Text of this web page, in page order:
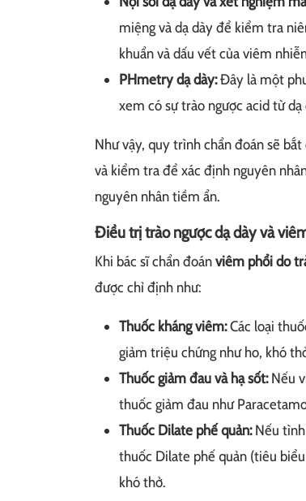
miệng và dạ dày để kiểm tra
khuẩn và dấu vết của viêm
PHmetry dạ dày:Đây là một
xem có sự trào ngược acid từ
Như vậy, quy trình chẩn đoán sẽ
và kiểm tra để xác định nguyên
nguyên nhân tiềm ẩn.
Điều trị trào ngược dạ dày và
Khi bác sĩ chẩn đoánviêm phổi do
được chỉ định như:
Thuốc kháng viêm:Các loại
giảm triệu chứng như ho, khó
Thuốc giảm đau và hạ sốt:Nếu
thuốc giảm đau như
Thuốc Dilate phế quản:Nếu
thuốc Dilate phế quản (tiêu
khó thở.